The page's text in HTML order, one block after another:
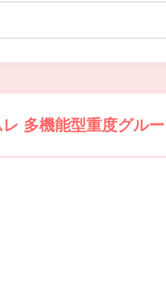
多機能型重度グル